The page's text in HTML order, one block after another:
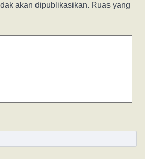
akan dipublikasikan. Ruas yang